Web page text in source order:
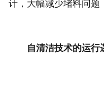
计，大幅减少堵料问题
自清洁技术的运行